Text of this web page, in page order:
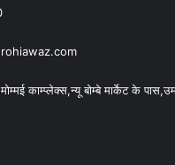
काम्प्लेक्स,न्यू बोम्बे मार्केट के